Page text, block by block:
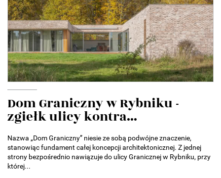
Dom Graniczny w Rybniku -
zgiełk ulicy kontra...
Nazwa „Dom Graniczny” niesie ze sobą podwójne znaczenie,
stanowiąc fundament całej koncepcji architektonicznej. Z jednej
strony bezpośrednio nawiązuje do ulicy Granicznej w Rybniku, przy
której...